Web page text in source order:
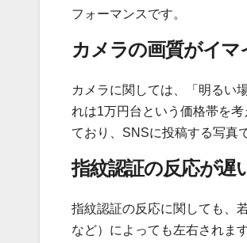
フォーマンスです。
カメラの画質がイマ
カメラに関しては、「明るい
れは1万円台という価格帯を
ており、SNSに投稿する写真
指紋認証の反応が遅
指紋認証の反応に関しても、
など）によっても左右されま